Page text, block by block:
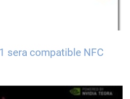
sera compatible NFC